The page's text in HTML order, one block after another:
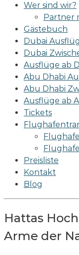
Wer sind wir?
Partner
Gästebuch
Dubai
Dubai
Ausflüge ab
Abu Dhabi
Abu Dhabi
Ausflüge ab
Tickets
Preisliste
Kontakt
Blog
Hattas
Arme der